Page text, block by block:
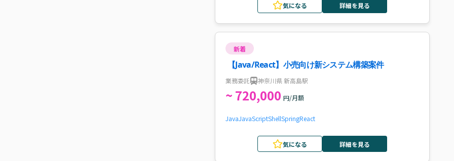
気になる 詳細を見る
新着
【Java/React】小売向け新システム構築案件
業務委託 神奈川県 新高島駅
~ 720,000 円/月額
JavaJavaScriptShellSpringReact
気になる 詳細を見る